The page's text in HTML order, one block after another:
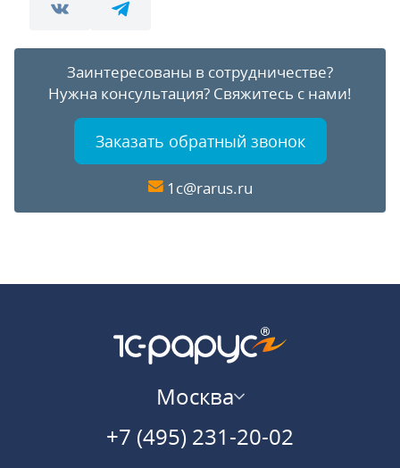
Заинтересованы в сотрудничестве?
Нужна консультация? Свяжитесь с нами!
Заказать обратный звонок
1c@rarus.ru
Москва
+7 (495) 231-20-02